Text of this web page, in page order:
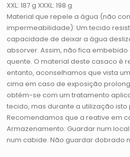
XXL: 187 g XXXL: 198 g
Material que repele a água (não
impermeabilidade): Um tecido
capacidade de deixar a água
absorver. Assim, não fica
quente. O material deste casaco é
entanto, aconselhamos que vista
cima em caso de exposição
obtém-se com um tratamento
tecido, mas durante a utilização
Recomendamos que a reative em
Armazenamento: Guardar num
num cabide. Não guardar dobrado